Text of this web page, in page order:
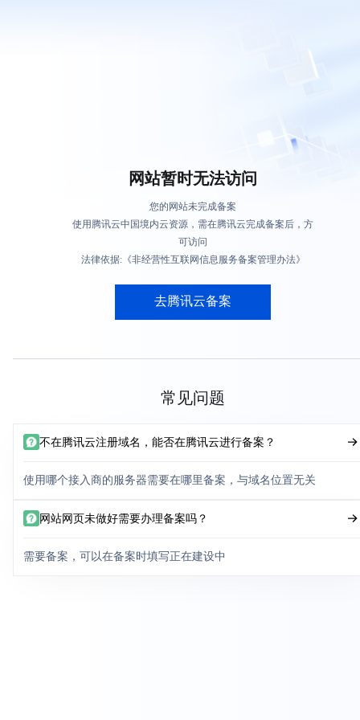
网站暂时无法访问
您的网站未完成备案
使用腾讯云中国境内云资源，需在腾讯云完成备案后，方
可访问
法律依据:《非经营性互联网信息服务备案管理办法》
去腾讯云备案
常见问题
不在腾讯云注册域名，能否在腾讯云进行备案？
使用哪个接入商的服务器需要在哪里备案，与域名位置无关
网站网页未做好需要办理备案吗？
需要备案，可以在备案时填写正在建设中